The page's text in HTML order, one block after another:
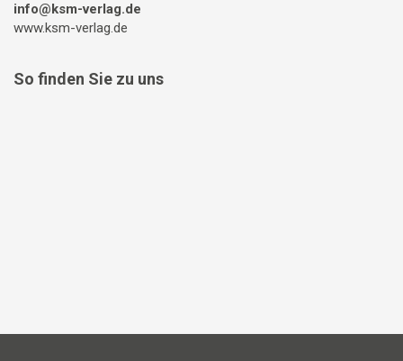
info@ksm-verlag.de
www.ksm-verlag.de
So finden Sie zu uns